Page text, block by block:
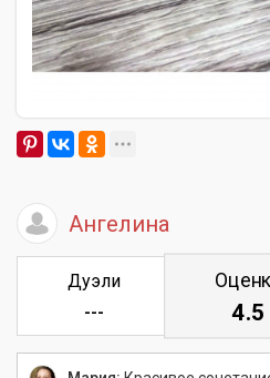
Ангелина
Дуэли
--- 4.5